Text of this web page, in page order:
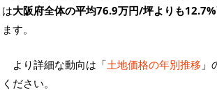
は大阪府全体の平均76.9万円/坪よりも
ます。
より詳細な動向は「土地価格の年別推移 」
ください。